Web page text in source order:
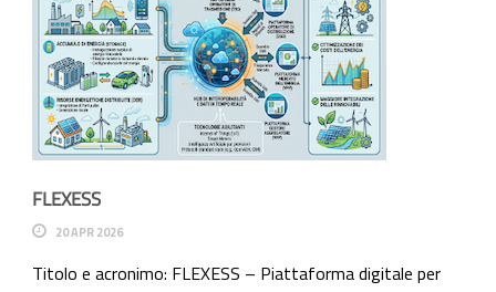
FLEXESS
20 APR 2026
Titolo e acronimo: FLEXESS – Piattaforma digitale per